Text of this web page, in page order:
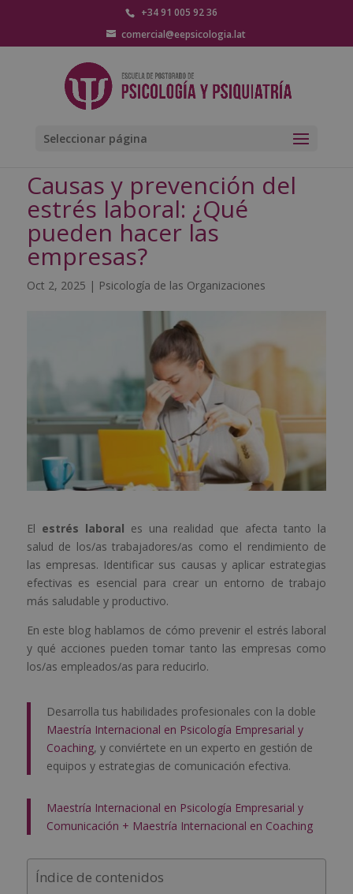
+34 91 005 92 36
comercial@eepsicologia.lat
Seleccionar página
Causas y prevención del
estrés laboral: ¿Qué
pueden hacer las
empresas?
Oct 2, 2025 | Psicología de las Organizaciones
El estrés laboral es una realidad que afecta tanto la
salud de los/as trabajadores/as como el rendimiento de
las empresas. Identificar sus causas y aplicar estrategias
efectivas es esencial para crear un entorno de trabajo
más saludable y productivo.
En este blog hablamos de cómo prevenir el estrés laboral
y qué acciones pueden tomar tanto las empresas como
los/as empleados/as para reducirlo.
Desarrolla tus habilidades profesionales con la doble
Maestría Internacional en Psicología Empresarial y
Coaching, y conviértete en un experto en gestión de
equipos y estrategias de comunicación efectiva.
Maestría Internacional en Psicología Empresarial y
Comunicación + Maestría Internacional en Coaching
Índice de contenidos